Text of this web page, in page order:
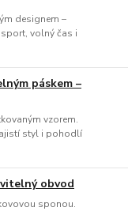
designem –
volný čas i
páskem –
vzorem.
styl i pohodlí
obvod
sponou.